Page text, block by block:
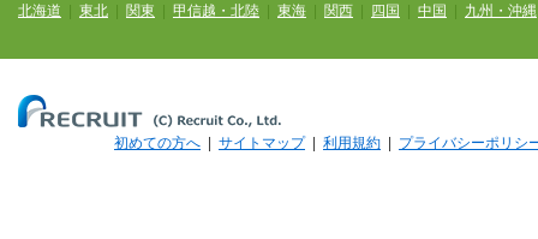
北海道 東北 関東 甲信越・北陸 東海 関西 四国 中国 九州・沖縄
初めての方へ サイトマップ| 利用規約 プライバシーポリシ